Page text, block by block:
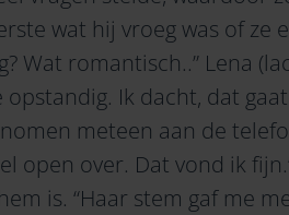
wat hij vroeg was of ze
Wat romantisch..” Lena
Ik dacht, dat
meteen aan de
open over. Dat vond ik
is. “Haar stem gaf me